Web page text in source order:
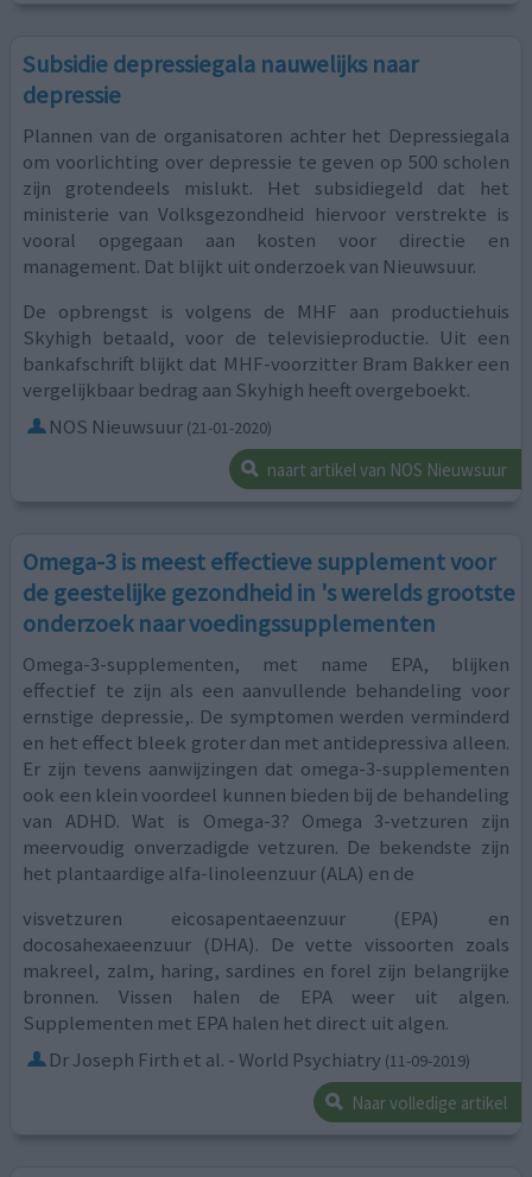
Subsidie depressiegala nauwelijks naar
depressie
Plannen van de organisatoren achter het Depressiegala
om voorlichting over depressie te geven op 500 scholen
zijn grotendeels mislukt. Het subsidiegeld dat het
ministerie van Volksgezondheid hiervoor verstrekte is
vooral opgegaan aan kosten voor directie en
management. Dat blijkt uit onderzoek van Nieuwsuur.
De opbrengst is volgens de MHF aan productiehuis
Skyhigh betaald, voor de televisieproductie. Uit een
bankafschrift blijkt dat MHF-voorzitter Bram Bakker een
vergelijkbaar bedrag aan Skyhigh heeft overgeboekt.
NOS Nieuwsuur (21-01-2020)
naart artikel van NOS Nieuwsuur
Omega-3 is meest effectieve supplement voor
de geestelijke gezondheid in 's werelds grootste
onderzoek naar voedingssupplementen
Omega-3-supplementen, met name EPA, blijken
effectief te zijn als een aanvullende behandeling voor
ernstige depressie,. De symptomen werden verminderd
en het effect bleek groter dan met antidepressiva alleen.
Er zijn tevens aanwijzingen dat omega-3-supplementen
ook een klein voordeel kunnen bieden bij de behandeling
van ADHD. Wat is Omega-3? Omega 3-vetzuren zijn
meervoudig onverzadigde vetzuren. De bekendste zijn
het plantaardige alfa-linoleenzuur (ALA) en de
visvetzuren eicosapentaeenzuur (EPA) en
docosahexaeenzuur (DHA). De vette vissoorten zoals
makreel, zalm, haring, sardines en forel zijn belangrijke
bronnen. Vissen halen de EPA weer uit algen.
Supplementen met EPA halen het direct uit algen.
Dr Joseph Firth et al. - World Psychiatry (11-09-2019)
Naar volledige artikel